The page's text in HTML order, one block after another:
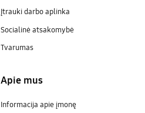
Įtrauki darbo aplinka
Socialinė atsakomybė
Tvarumas
Apie mus
Informacija apie įmonę